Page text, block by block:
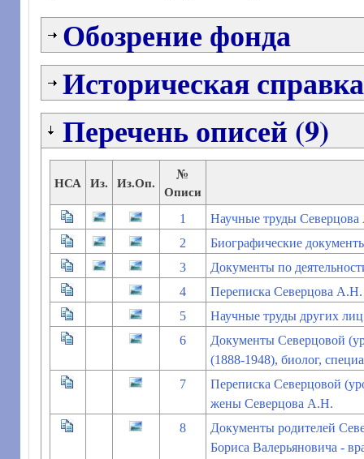
Обозрение фонда
Историческая справка
Перечень описей (9)
НСА Из. Из.Оп.
№
Описи
1
Научные труды
2
Биографические
3
Документы по
4
Переписка Северцова А.Н.
5
Научные труды других
6
Документы Северцовой
(1888-1948), биолог,
7
Переписка Северцовой
жены Северцова А.Н.
8
Документы родителей
Бориса Валерьяновича -